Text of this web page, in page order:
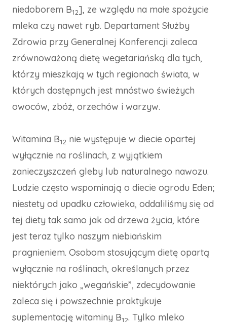
niedoborem B12], ze względu na małe spożycie
mleka czy nawet ryb. Departament Służby
Zdrowia przy Generalnej Konferencji zaleca
zrównoważoną dietę wegetariańską dla tych,
którzy mieszkają w tych regionach świata, w
których dostępnych jest mnóstwo świeżych
owoców, zbóż, orzechów i warzyw.
Witamina B12 nie występuje w diecie opartej
wyłącznie na roślinach, z wyjątkiem
zanieczyszczeń gleby lub naturalnego nawozu.
Ludzie często wspominają o diecie ogrodu Eden;
niestety od upadku człowieka, oddaliliśmy się od
tej diety tak samo jak od drzewa życia, które
jest teraz tylko naszym niebiańskim
pragnieniem. Osobom stosującym dietę opartą
wyłącznie na roślinach, określanych przez
niektórych jako „wegańskie”, zdecydowanie
zaleca się i powszechnie praktykuje
suplementację witaminy B12. Tylko mleko